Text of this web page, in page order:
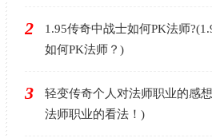
2
1.95传奇中战士如何PK法师
如何PK法师？)
3
轻变传奇个人对法师职业的感
法师职业的看法！)